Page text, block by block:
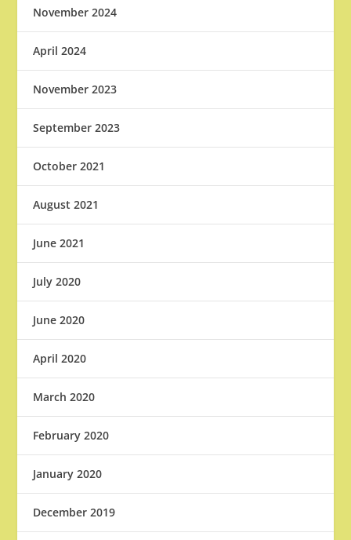
November 2024
April 2024
November 2023
September 2023
October 2021
August 2021
June 2021
July 2020
June 2020
April 2020
March 2020
February 2020
January 2020
December 2019